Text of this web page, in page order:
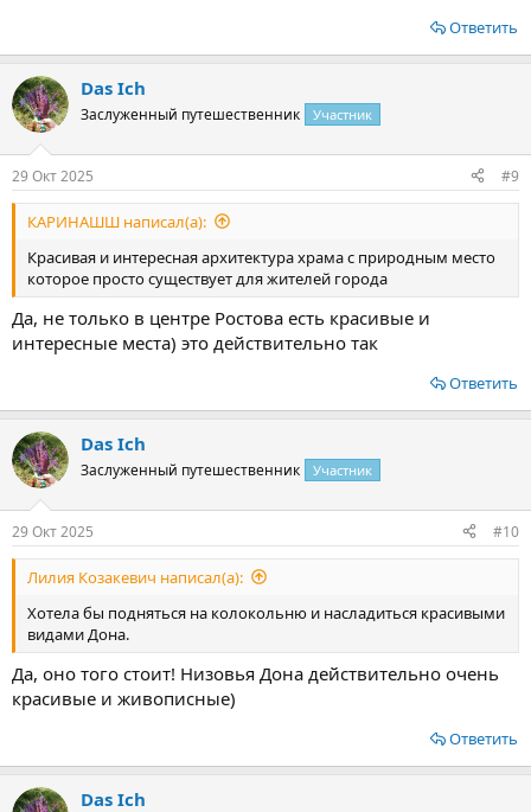
Ответить
Das Ich
Заслуженный путешественник Участник
29 Окт 2025 #9
КАРИНАШШ написал(а):
Красивая и интересная архитектура храма с природным место
которое просто существует для жителей города
Да, не только в центре Ростова есть красивые и
интересные места) это действительно так
Ответить
Das Ich
Заслуженный путешественник Участник
29 Окт 2025 #10
Лилия Козакевич написал(а):
Хотела бы подняться на колокольню и насладиться красивыми
видами Дона.
Да, оно того стоит! Низовья Дона действительно очень
красивые и живописные)
Ответить
Das Ich